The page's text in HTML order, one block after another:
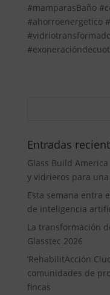
#mamparasBaño
#ahorroenergetico
Entradas
Glass Build
y vidrieros para
Esta semana entra
de inteligencia
La transformación
Glasstec 2026
‘RehabilitAcción
comunidades de
fincas